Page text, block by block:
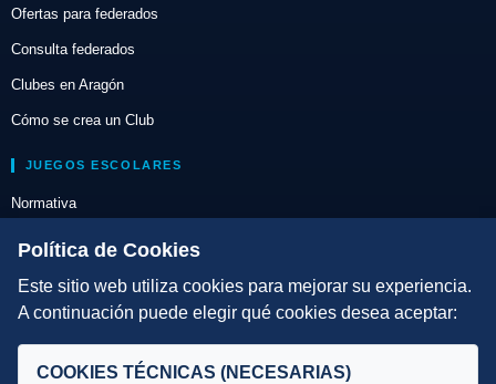
Ofertas para federados
Consulta federados
Clubes en Aragón
Cómo se crea un Club
JUEGOS ESCOLARES
Normativa
Escuelas de Triatlón
DIRECCIÓN TÉCNICA
Selecciones
Política de Cookies
Este sitio web utiliza cookies para mejorar su experiencia.
A continuación puede elegir qué cookies desea aceptar:
COOKIES TÉCNICAS (NECESARIAS)